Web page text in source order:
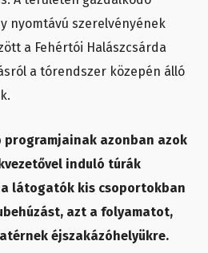
nyomtávú szerelvényének
a Fehértói Halászcsárda
a tórendszer közepén álló
programjainak azonban azok
induló túrák
a látogatók kis csoportokban
azt a folyamatot,
éjszakázóhelyükre.